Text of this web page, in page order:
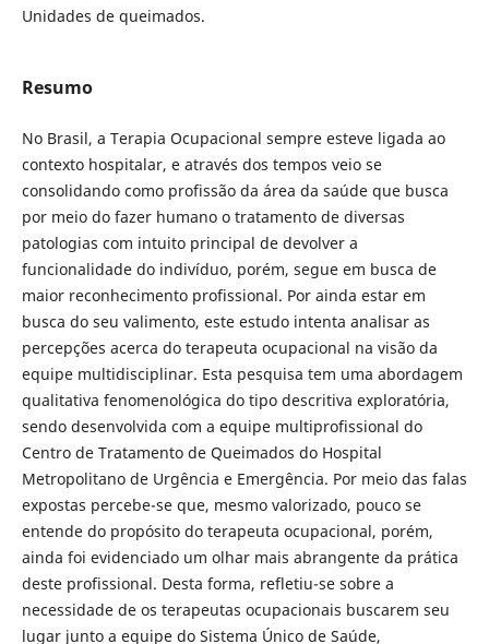
Unidades de queimados.
Resumo
No Brasil, a Terapia Ocupacional sempre esteve ligada ao
contexto hospitalar, e através dos tempos veio se
consolidando como profissão da área da saúde que busca
por meio do fazer humano o tratamento de diversas
patologias com intuito principal de devolver a
funcionalidade do indivíduo, porém, segue em busca de
maior reconhecimento profissional. Por ainda estar em
busca do seu valimento, este estudo intenta analisar as
percepções acerca do terapeuta ocupacional na visão da
equipe multidisciplinar. Esta pesquisa tem uma abordagem
qualitativa fenomenológica do tipo descritiva exploratória,
sendo desenvolvida com a equipe multiprofissional do
Centro de Tratamento de Queimados do Hospital
Metropolitano de Urgência e Emergência. Por meio das falas
expostas percebe-se que, mesmo valorizado, pouco se
entende do propósito do terapeuta ocupacional, porém,
ainda foi evidenciado um olhar mais abrangente da prática
deste profissional. Desta forma, refletiu-se sobre a
necessidade de os terapeutas ocupacionais buscarem seu
lugar junto a equipe do Sistema Único de Saúde,